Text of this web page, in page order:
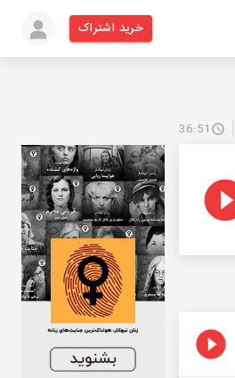
خرید اشتراک
36:51